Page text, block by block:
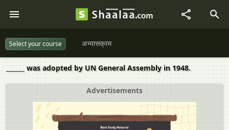
Select your course अभ्यासक्रम
______ was adopted by UN General Assembly in 1948.
Advertisements